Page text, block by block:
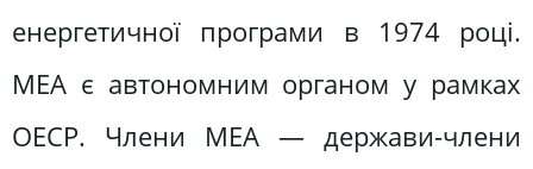
енергетичної програми в 1974 році.
МЕА є автономним органом у рамках
ОЕСР. Члени МЕА — держави-члени